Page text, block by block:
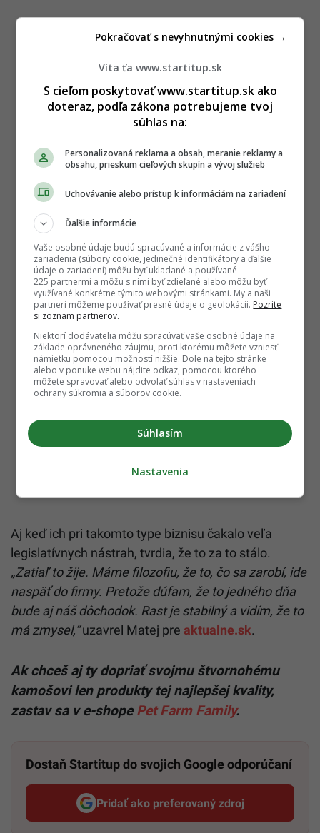
Aj keď ich pri takomto type biznisu čakalo veľa
legislatívnych nástrah, tvrdia, že to za to stálo.
„Zatiaľ to žije. Máme filozofiu, že to, čo sa zarobí, ide
naspäť do firmy. Pretože dúfam, že to jedného dňa
bude aj náš dôchodok. Rast je stabilný a vidím, že to
má zmysel,“uzavrel Matej pre aktualne.sk.
Ak chceš aj ty dopriať svojmu štvornohému
kamošovi len produkty tej najlepšej kvality,
zastav sa v e-shopePet Farm Family.
Dostaň Startitup do svojich Google odporúčaní
Pridať ako preferovaný zdroj
Startitup, odkaz sa otvorí v
Víta ťa www.startitup.sk
S cieľom poskytovať www.startitup.sk ako
doteraz, podľa zákona potrebujeme tvoj
súhlas na:
Personalizovaná reklama a obsah, meranie reklamy a
obsahu, prieskum cieľových skupín a vývoj služieb
Uchovávanie alebo prístup k informáciám na zariadení
Ďalšie informácie
Vaše osobné údaje budú spracúvané a informácie z vášho
zariadenia (súbory cookie, jedinečné identifikátory a ďalšie
údaje o zariadení) môžu byť ukladané a používané
225 partnermi a môžu s nimi byť zdieľané alebo môžu byť
využívané konkrétne týmito webovými stránkami. My a naši
partneri môžeme používať presné údaje o geolokácii. Pozrite
si zoznam partnerov.
Niektorí dodávatelia môžu spracúvať vaše osobné údaje na
základe oprávneného záujmu, proti ktorému môžete vzniesť
námietku pomocou možností nižšie. Dole na tejto stránke
alebo v ponuke webu nájdite odkaz, pomocou ktorého
môžete spravovať alebo odvolať súhlas v nastaveniach
ochrany súkromia a súborov cookie.
Súhlasím
Pokračovať s nevyhnutnými cookies →
Nastavenia